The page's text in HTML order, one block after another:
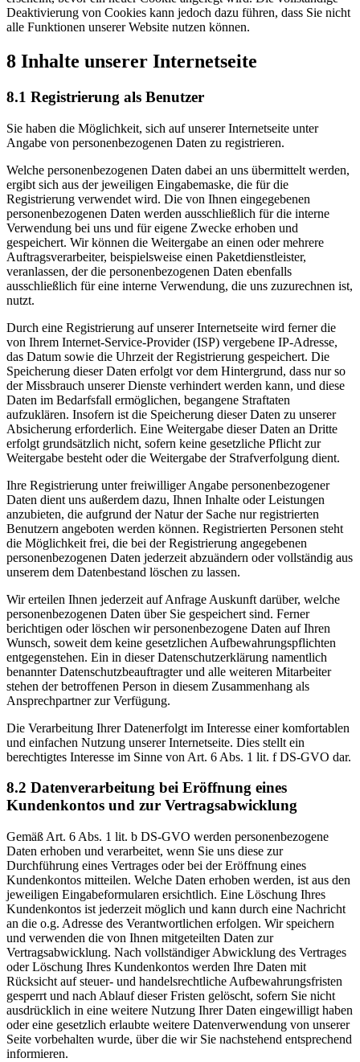
Deaktivierung von Cookies kann jedoch dazu führen, dass Sie nicht
alle Funktionen unserer Website nutzen können.
8 Inhalte unserer Internetseite
8.1 Registrierung als Benutzer
Sie haben die Möglichkeit, sich auf unserer Internetseite unter
Angabe von personenbezogenen Daten zu registrieren.
Welche personenbezogenen Daten dabei an uns übermittelt werden,
ergibt sich aus der jeweiligen Eingabemaske, die für die
Registrierung verwendet wird. Die von Ihnen eingegebenen
personenbezogenen Daten werden ausschließlich für die interne
Verwendung bei uns und für eigene Zwecke erhoben und
gespeichert. Wir können die Weitergabe an einen oder mehrere
Auftragsverarbeiter, beispielsweise einen Paketdienstleister,
veranlassen, der die personenbezogenen Daten ebenfalls
ausschließlich für eine interne Verwendung, die uns zuzurechnen ist,
nutzt.
Durch eine Registrierung auf unserer Internetseite wird ferner die
von Ihrem Internet-Service-Provider (ISP) vergebene IP-Adresse,
das Datum sowie die Uhrzeit der Registrierung gespeichert. Die
Speicherung dieser Daten erfolgt vor dem Hintergrund, dass nur so
der Missbrauch unserer Dienste verhindert werden kann, und diese
Daten im Bedarfsfall ermöglichen, begangene Straftaten
aufzuklären. Insofern ist die Speicherung dieser Daten zu unserer
Absicherung erforderlich. Eine Weitergabe dieser Daten an Dritte
erfolgt grundsätzlich nicht, sofern keine gesetzliche Pflicht zur
Weitergabe besteht oder die Weitergabe der Strafverfolgung dient.
Ihre Registrierung unter freiwilliger Angabe personenbezogener
Daten dient uns außerdem dazu, Ihnen Inhalte oder Leistungen
anzubieten, die aufgrund der Natur der Sache nur registrierten
Benutzern angeboten werden können. Registrierten Personen steht
die Möglichkeit frei, die bei der Registrierung angegebenen
personenbezogenen Daten jederzeit abzuändern oder vollständig aus
unserem dem Datenbestand löschen zu lassen.
Wir erteilen Ihnen jederzeit auf Anfrage Auskunft darüber, welche
personenbezogenen Daten über Sie gespeichert sind. Ferner
berichtigen oder löschen wir personenbezogene Daten auf Ihren
Wunsch, soweit dem keine gesetzlichen Aufbewahrungspflichten
entgegenstehen. Ein in dieser Datenschutzerklärung namentlich
benannter Datenschutzbeauftragter und alle weiteren Mitarbeiter
stehen der betroffenen Person in diesem Zusammenhang als
Ansprechpartner zur Verfügung.
Die Verarbeitung Ihrer Datenerfolgt im Interesse einer komfortablen
und einfachen Nutzung unserer Internetseite. Dies stellt ein
berechtigtes Interesse im Sinne von Art. 6 Abs. 1 lit. f DS-GVO dar.
8.2 Datenverarbeitung bei Eröffnung eines
Kundenkontos und zur Vertragsabwicklung
Gemäß Art. 6 Abs. 1 lit. b DS-GVO werden personenbezogene
Daten erhoben und verarbeitet, wenn Sie uns diese zur
Durchführung eines Vertrages oder bei der Eröffnung eines
Kundenkontos mitteilen. Welche Daten erhoben werden, ist aus den
jeweiligen Eingabeformularen ersichtlich. Eine Löschung Ihres
Kundenkontos ist jederzeit möglich und kann durch eine Nachricht
an die o.g. Adresse des Verantwortlichen erfolgen. Wir speichern
und verwenden die von Ihnen mitgeteilten Daten zur
Vertragsabwicklung. Nach vollständiger Abwicklung des Vertrages
oder Löschung Ihres Kundenkontos werden Ihre Daten mit
Rücksicht auf steuer- und handelsrechtliche Aufbewahrungsfristen
gesperrt und nach Ablauf dieser Fristen gelöscht, sofern Sie nicht
ausdrücklich in eine weitere Nutzung Ihrer Daten eingewilligt haben
oder eine gesetzlich erlaubte weitere Datenverwendung von unserer
Seite vorbehalten wurde, über die wir Sie nachstehend entsprechend
informieren.